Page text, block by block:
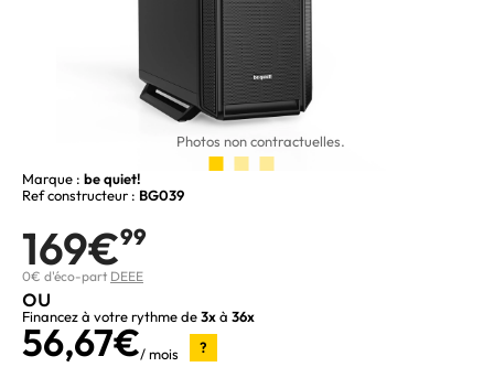
Photos non contractuelles.
Marque : be quiet!
Ref constructeur : BG039
169€99
0€ d'éco-part DEEE
ou
Financez à votre rythme de3xà 36x
56,67€/ mois ?